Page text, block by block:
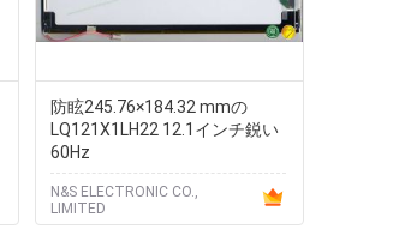
防眩245.76×184.32 mmの
LQ121X1LH22 12.1インチ鋭い
60Hz
N&S ELECTRONIC CO.,
LIMITED